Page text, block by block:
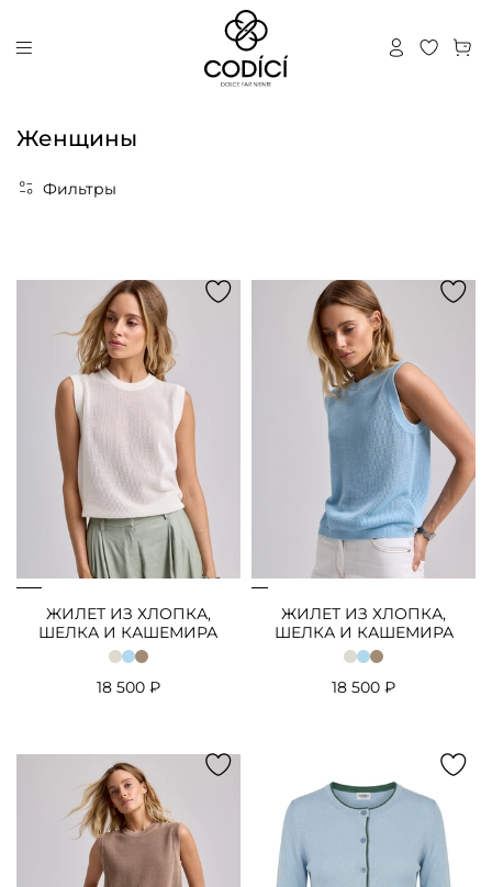
Женщины
Фильтры
ЖИЛЕТ ИЗ ХЛОПКА,
ШЕЛКА И КАШЕМИРА
18 500 ₽
ЖИЛЕТ ИЗ ХЛОПКА,
ШЕЛКА И КАШЕМИРА
18 500 ₽